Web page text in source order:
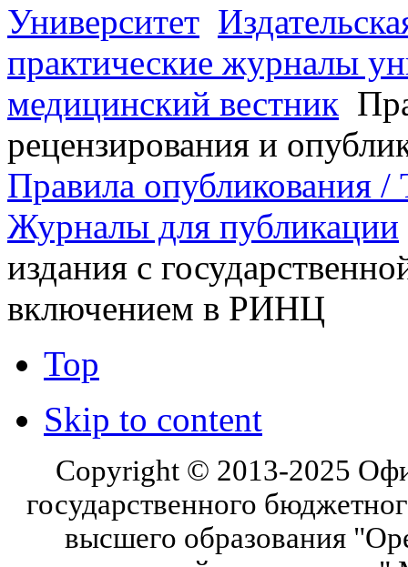
Университет
практические журналы
медицинский вестник
рецензирования и
Правила опубликования
Журналы для публикации
издания с
включением в РИНЦ
Top
Skip to content
Copyright © 2013-2025
государственного
высшего образования